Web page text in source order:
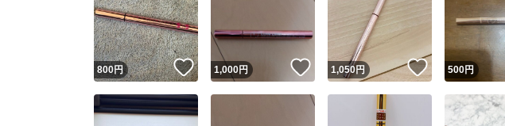
ユーザ
Yahoo!フリマが定めた一定の基準を満
安心取引出品者
800円 いいね！
1,000円 いいね！
1,050円 いいね！
500円